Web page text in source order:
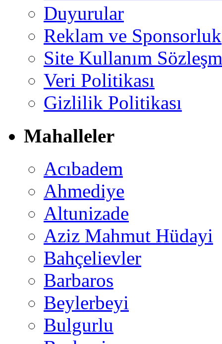
Duyurular
Reklam ve Sponsorluk
Site Kullanım
Veri Politikası
Gizlilik Politikası
Mahalleler
Acıbadem
Ahmediye
Altunizade
Aziz Mahmut Hüdayi
Bahçelievler
Barbaros
Beylerbeyi
Bulgurlu